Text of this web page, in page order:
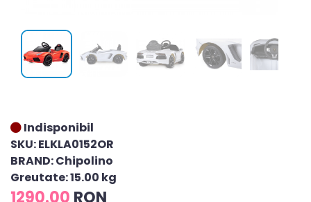
Indisponibil
SKU: ELKLA0152OR
BRAND: Chipolino
Greutate: 15.00 kg
1290.00 RON